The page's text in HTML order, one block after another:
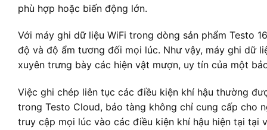
phù hợp hoặc biến động lớn.
Với máy ghi dữ liệu WiFi trong dòng sản phẩm Testo
độ và độ ẩm tương đối mọi lúc. Như vậy, máy ghi dữ
xuyên trưng bày các hiện vật mượn, uy tín của một
Việc ghi chép liên tục các điều kiện khí hậu thường
trong Testo Cloud, bảo tàng không chỉ cung cấp cho
truy cập mọi lúc vào các điều kiện khí hậu hiện tại